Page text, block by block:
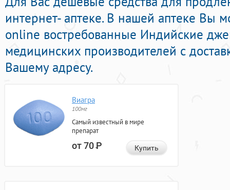
интернет- аптеке. В нашей аптеке Вы
online востребованные Индийские
медицинских производителей с
Вашему адресу.
Виагра
100мг
Самый известный в мире
препарат
от 70Р Купить